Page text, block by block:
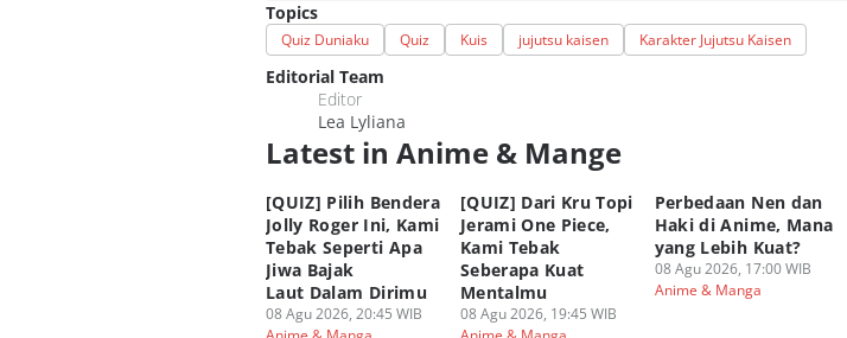
Topics
Quiz Duniaku Quiz Kuis jujutsu kaisen Karakter Jujutsu Kaisen
Editorial Team
Editor
Lea Lyliana
Latest in Anime & Mange
[QUIZ] Pilih Bendera
Jolly Roger Ini, Kami
Tebak Seperti Apa
Jiwa Bajak
Laut Dalam Dirimu
08 Agu 2026, 20:45 WIB
[QUIZ] Dari Kru Topi
Jerami One Piece,
Kami Tebak
Seberapa Kuat
Mentalmu
08 Agu 2026, 19:45 WIB
Perbedaan Nen dan
Haki di Anime, Mana
yang Lebih Kuat?
08 Agu 2026, 17:00 WIB
Anime & Manga